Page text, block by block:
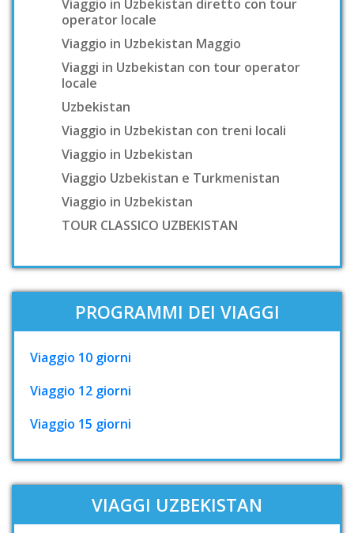
Viaggio in Uzbekistan diretto con tour
operator locale
Viaggio in Uzbekistan Maggio
Viaggi in Uzbekistan con tour operator
locale
Uzbekistan
Viaggio in Uzbekistan con treni locali
Viaggio in Uzbekistan
Viaggio Uzbekistan e Turkmenistan
Viaggio in Uzbekistan
TOUR CLASSICO UZBEKISTAN
PROGRAMMI DEI VIAGGI
Viaggio 10 giorni
Viaggio 12 giorni
Viaggio 15 giorni
VIAGGI UZBEKISTAN